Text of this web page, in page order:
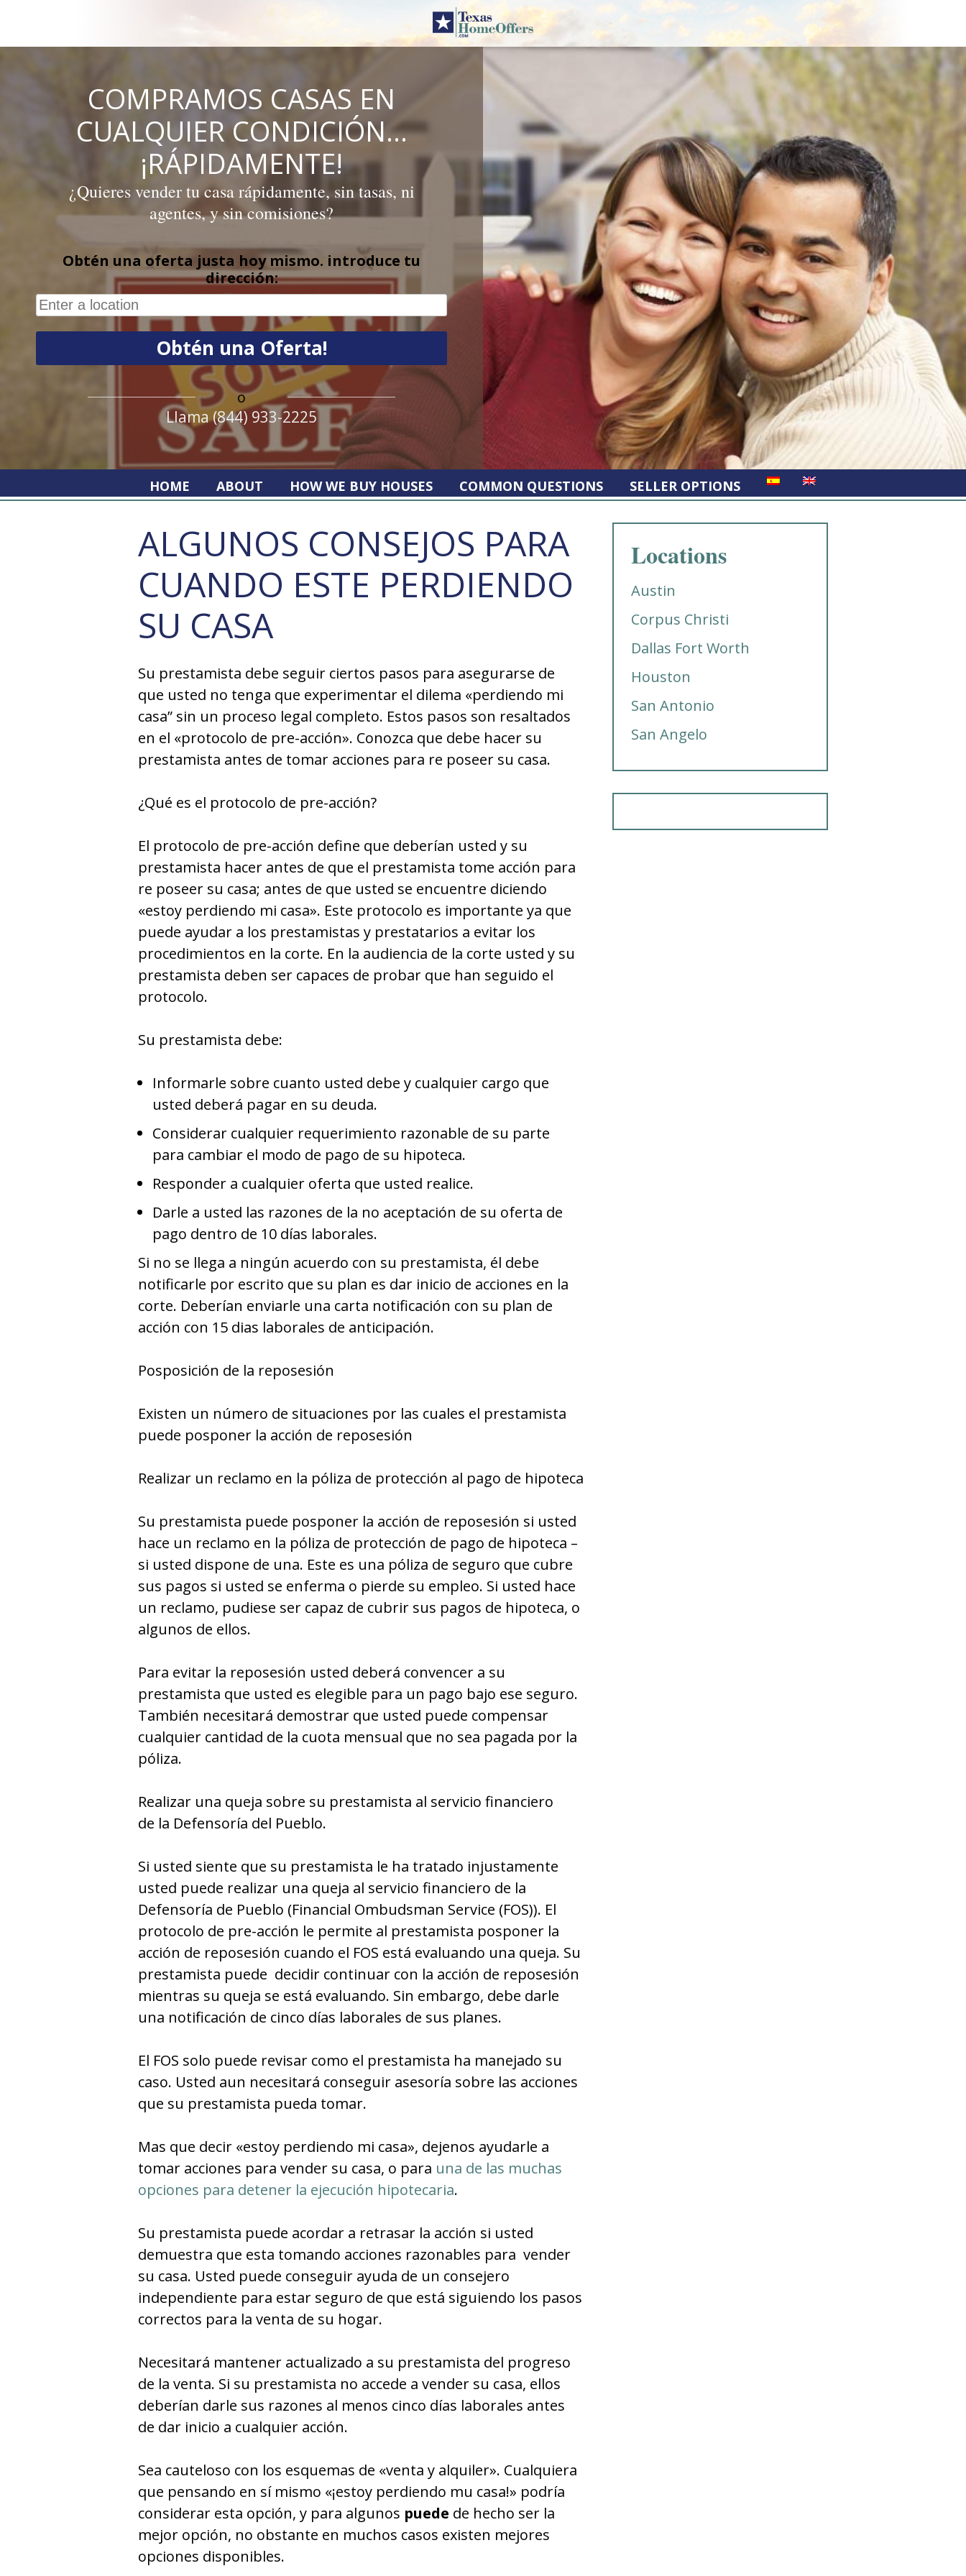
content
COMPRAMOS CASAS EN
CUALQUIER CONDICIÓN…
¡RÁPIDAMENTE!
¿Quieres vender tu casa rápidamente, sin tasas, ni
agentes, y sin comisiones?
Obtén una oferta justa hoy mismo. introduce tu
dirección:
o
Llama (844) 933-2225
HOME ABOUT HOW WE BUY HOUSES COMMON QUESTIONS SELLER OPTIONS
ALGUNOS CONSEJOS PARA
CUANDO ESTE PERDIENDO
SU CASA
Su prestamista debe seguir ciertos pasos para asegurarse de
que usted no tenga que experimentar el dilema «perdiendo mi
casa” sin un proceso legal completo. Estos pasos son resaltados
en el «protocolo de pre-acción». Conozca que debe hacer su
prestamista antes de tomar acciones para re poseer su casa.
¿Qué es el protocolo de pre-acción?
El protocolo de pre-acción define que deberían usted y su
prestamista hacer antes de que el prestamista tome acción para
re poseer su casa; antes de que usted se encuentre diciendo
«estoy perdiendo mi casa». Este protocolo es importante ya que
puede ayudar a los prestamistas y prestatarios a evitar los
procedimientos en la corte. En la audiencia de la corte usted y su
prestamista deben ser capaces de probar que han seguido el
protocolo.
Su prestamista debe:
Informarle sobre cuanto usted debe y cualquier cargo que
usted deberá pagar en su deuda.
Considerar cualquier requerimiento razonable de su parte
para cambiar el modo de pago de su hipoteca.
Responder a cualquier oferta que usted realice.
Darle a usted las razones de la no aceptación de su oferta de
pago dentro de 10 días laborales.
Si no se llega a ningún acuerdo con su prestamista, él debe
notificarle por escrito que su plan es dar inicio de acciones en la
corte. Deberían enviarle una carta notificación con su plan de
acción con 15 dias laborales de anticipación.
Posposición de la reposesión
Existen un número de situaciones por las cuales el prestamista
puede posponer la acción de reposesión
Realizar un reclamo en la póliza de protección al pago de hipoteca
Su prestamista puede posponer la acción de reposesión si usted
hace un reclamo en la póliza de protección de pago de hipoteca –
si usted dispone de una. Este es una póliza de seguro que cubre
sus pagos si usted se enferma o pierde su empleo. Si usted hace
un reclamo, pudiese ser capaz de cubrir sus pagos de hipoteca, o
algunos de ellos.
Para evitar la reposesión usted deberá convencer a su
prestamista que usted es elegible para un pago bajo ese seguro.
También necesitará demostrar que usted puede compensar
cualquier cantidad de la cuota mensual que no sea pagada por la
póliza.
Realizar una queja sobre su prestamista al servicio financiero
de la Defensoría del Pueblo.
Si usted siente que su prestamista le ha tratado injustamente
usted puede realizar una queja al servicio financiero de la
Defensoría de Pueblo (Financial Оmbudsman Sеrvicе (FОS)). El
protocolo de pre-acción le permite al prestamista posponer la
acción de reposesión cuando el FOS está evaluando una queja. Su
prestamista puede decidir continuar con la acción de reposesión
mientras su queja se está evaluando. Sin embargo, debe darle
una notificación de cinco días laborales de sus planes.
El FOS solo puede revisar como el prestamista ha manejado su
caso. Usted aun necesitará conseguir asesoría sobre las acciones
que su prestamista pueda tomar.
Mas que decir «estoy perdiendo mi casa», dejenos ayudarle a
tomar acciones para vender su casa, o para una de las muchas
opciones para detener la ejecución hipotecaria.
Su prestamista puede acordar a retrasar la acción si usted
demuestra que esta tomando acciones razonables para vender
su casa. Usted puede conseguir ayuda de un consejero
independiente para estar seguro de que está siguiendo los pasos
correctos para la venta de su hogar.
Necesitará mantener actualizado a su prestamista del progreso
de la venta. Si su prestamista no accede a vender su casa, ellos
deberían darle sus razones al menos cinco días laborales antes
de dar inicio a cualquier acción.
Sea cauteloso con los esquemas de «venta y alquiler». Cualquiera
que pensando en sí mismo «¡estoy perdiendo mu casa!» podría
considerar esta opción, y para algunos puede de hecho ser la
mejor opción, no obstante en muchos casos existen mejores
opciones disponibles.
Locations
Austin
Corpus Christi
Dallas Fort Worth
Houston
San Antonio
San Angelo